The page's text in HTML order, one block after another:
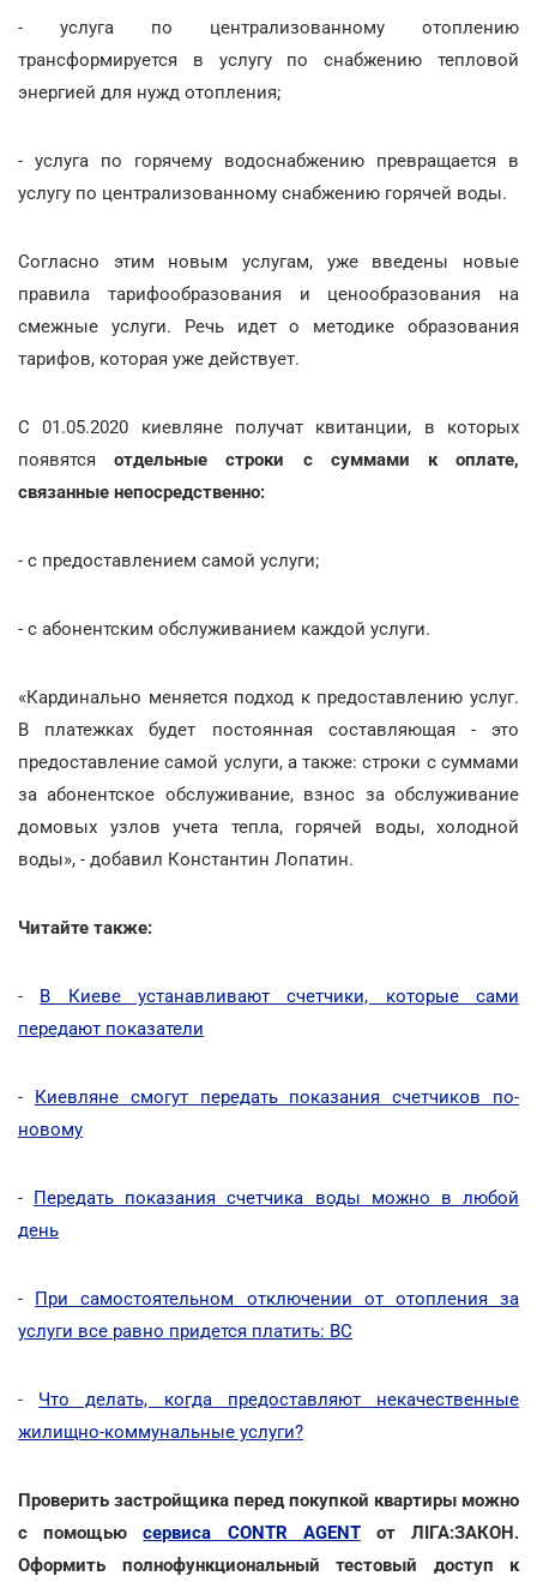
- услуга по централизованному отоплению
трансформируется в услугу по снабжению тепловой
энергией для нужд отопления;
- услуга по горячему водоснабжению превращается в
услугу по централизованному снабжению горячей воды.
Согласно этим новым услугам, уже введены новые
правила тарифообразования и ценообразования на
смежные услуги. Речь идет о методике образования
тарифов, которая уже действует.
С 01.05.2020 киевляне получат квитанции, в которых
появятсяотдельные строки с суммами к оплате,
связанные непосредственно:
- с предоставлением самой услуги;
- с абонентским обслуживанием каждой услуги.
«Кардинально меняется подход к предоставлению услуг.
В платежках будет постоянная составляющая - это
предоставление самой услуги, а также: строки с суммами
за абонентское обслуживание, взнос за обслуживание
домовых узлов учета тепла, горячей воды, холодной
воды», - добавил Константин Лопатин.
Читайте также:
- В Киеве устанавливают счетчики, которые сами
передают показатели
- Киевляне смогут передать показания счетчиков по-
новому
- Передать показания счетчика воды можно в любой
день
- При самостоятельном отключении от отопления за
услуги все равно придется платить: ВС
- Что делать, когда предоставляют некачественные
жилищно-коммунальные услуги?
Проверить застройщика перед покупкой квартиры можно
с помощьюсервиса CONTR AGENTот ЛІГА:ЗАКОН.
Оформить полнофункциональный тестовый доступ к